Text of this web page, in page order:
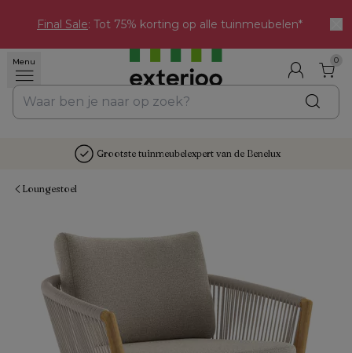
Final Sale: Tot 75% korting op alle tuinmeubelen*
Menu 0
Grootste tuinmeubelexpert van de Benelux
Loungestoel